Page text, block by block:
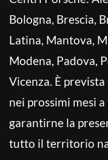
Bologna, Brescia,
Latina, Mantova,
Modena, Padova,
Vicenza. È
nei prossimi mesi
garantirne la
tutto il territorio